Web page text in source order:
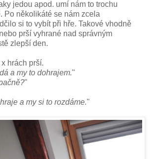
jedou apod. umí nám to trochu
Po několikáté se nám zcela
si to vybít při hře. Takové vhodně
prší vyhrané nad správným
zlepší den.
hrách prší.
a my to dohrajem."
"
a my si to rozdáme."